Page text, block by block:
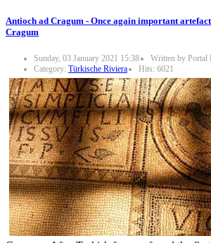
Antioch ad Cragum - Once again important
Cragum
Sunday, 03 January 2021 15:38
Written by Portal
Category: Türkische Riviera Hits: 6021